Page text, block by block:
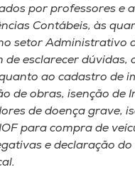
por professores e
Contábeis, às
setor Administrativo
de esclarecer dúvidas,
ao cadastro de
de obras, isenção de
de doença grave,
para compra de
e declaração